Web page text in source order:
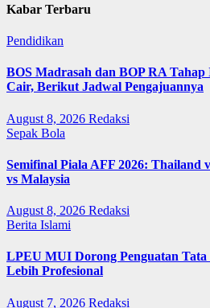
Kabar Terbaru
Pendidikan
BOS Madrasah dan BOP RA
Cair, Berikut Jadwal Pengajuannya
August 8, 2026 Redaksi
Sepak Bola
Semifinal Piala AFF 2026: Thailand
vs Malaysia
August 8, 2026 Redaksi
Berita Islami
LPEU MUI Dorong Penguatan Tata
Lebih Profesional
August 7, 2026 Redaksi